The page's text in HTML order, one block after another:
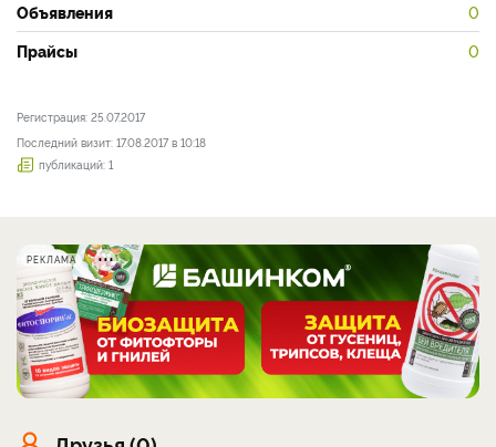
Объявления 0
Прайсы 0
Регистрация: 25.07.2017
Последний визит: 17.08.2017 в 10:18
публикаций: 1
РЕКЛАМА